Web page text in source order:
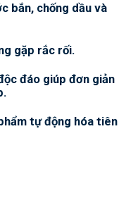
bắn, chống dầu và
gặp rắc rối.
đáo giúp đơn giản
tự động hóa tiên